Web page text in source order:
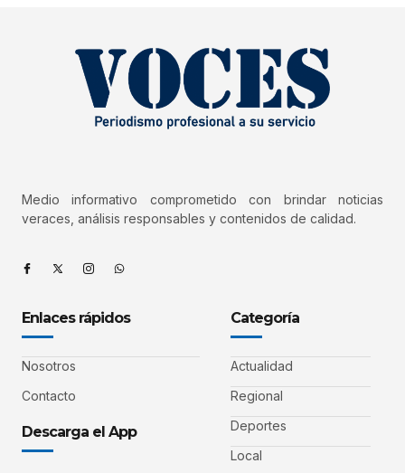
Medio informativo comprometido con brindar noticias
veraces, análisis responsables y contenidos de calidad.
Enlaces rápidos
Nosotros
Contacto
Descarga el App
Categoría
Actualidad
Regional
Deportes
Local